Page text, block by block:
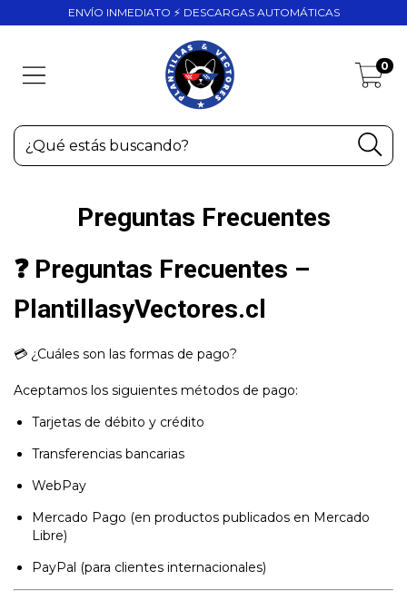
ENVÍO INMEDIATO ⚡ DESCARGAS AUTOMÁTICAS
0
Preguntas Frecuentes
❓ Preguntas Frecuentes –
PlantillasyVectores.cl
💳 ¿Cuáles son las formas de pago?
Aceptamos los siguientes métodos de pago:
Tarjetas de débito y crédito
Transferencias bancarias
WebPay
Mercado Pago (en productos publicados en Mercado
Libre)
PayPal (para clientes internacionales)